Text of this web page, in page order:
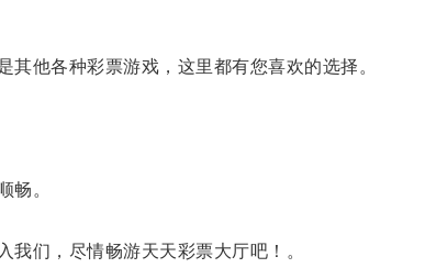
他各种彩票游戏，这里都有您喜欢的选择。
畅。
们，尽情畅游天天彩票大厅吧！。